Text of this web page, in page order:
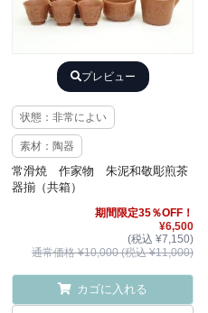
プレビュー
状態：非常によい
素材：陶器
常滑焼 作家物 朱泥和敬彫煎茶
器揃（共箱）
期間限定35％OFF！
¥6,500
(税込 ¥7,150)
通常価格 ¥10,000 (税込 ¥11,000)
カゴに入れる